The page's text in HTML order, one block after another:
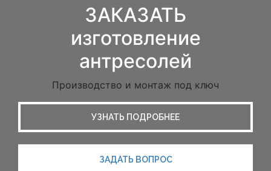
ЗАКАЗАТЬ
изготовление
антресолей
Производство и монтаж под ключ
УЗНАТЬ ПОДРОБНЕЕ
ЗАДАТЬ ВОПРОС